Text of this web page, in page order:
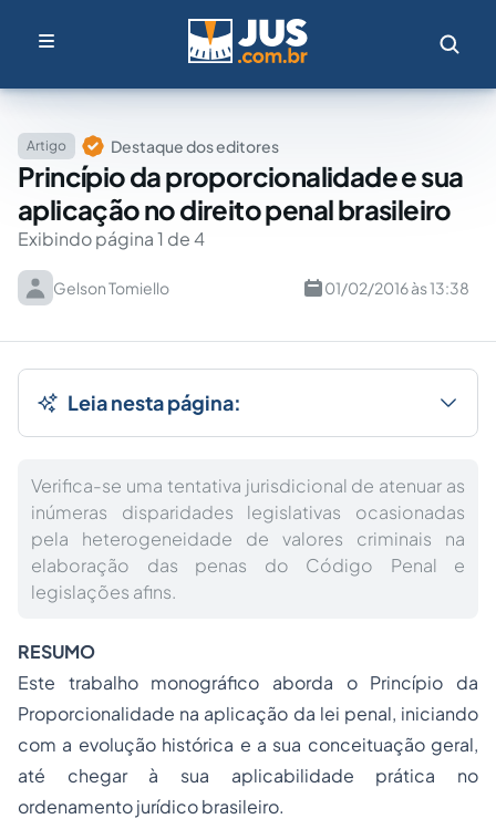
Artigo Destaque dos editores
Princípio da proporcionalidade e sua
aplicação no direito penal brasileiro
Exibindo página 1 de 4
Gelson Tomiello 01/02/2016 às 13:38
Leia nesta página:
Verifica-se uma tentativa jurisdicional de atenuar as
inúmeras disparidades legislativas ocasionadas
pela heterogeneidade de valores criminais na
elaboração das penas do Código Penal e
legislações afins.
RESUMO
Este trabalho monográfico aborda o Princípio da
Proporcionalidade na aplicação da lei penal, iniciando
com a evolução histórica e a sua conceituação geral,
até chegar à sua aplicabilidade prática no
ordenamento jurídico brasileiro.